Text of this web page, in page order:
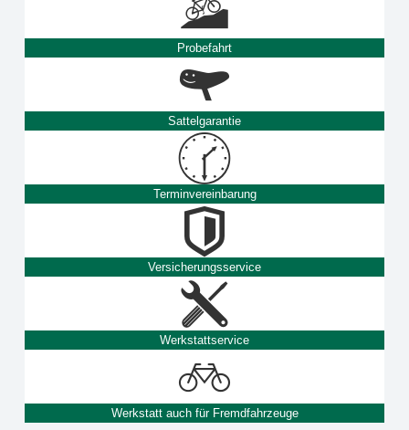
Probefahrt
Sattelgarantie
Terminvereinbarung
Versicherungsservice
Werkstattservice
Werkstatt auch für Fremdfahrzeuge